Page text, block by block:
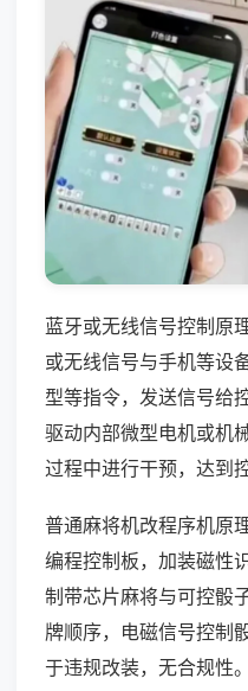
蓝牙或无线信号控制原
或无线信号与手机等设
型等指令，发送信号给
驱动内部微型电机或机
过程中进行干预，达到
普通麻将机改程序机原
编程控制板，加装磁性
制带芯片麻将与可控骰
牌顺序，电磁信号控制
于违规改装，无合规性。